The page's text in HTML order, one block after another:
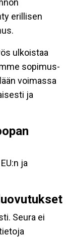
erillisen
ulkoistaa
sopimus-
voimassa
ja
ja
Seura ei